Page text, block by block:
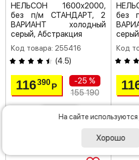
НЕЛЬСОН 1600х2000,
без п/м СТАНДАРТ, 2
ВАРИАНТ холодный
серый, Абстракция
Код товара: 255416
(4.5)
116390Р
-25 %
155 190
без
Код
На сайте используются
Хорошо